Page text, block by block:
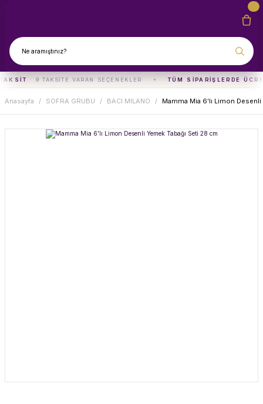
· 9 TAKSITE VARAN SEÇENEKLER TÜM SIPARIŞLERDE
Anasayfa SOFRA GRUBU BACI MILANO Mamma Mia 6'lı Limon